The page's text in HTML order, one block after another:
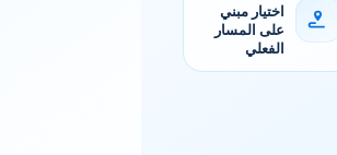
اختيار مبني
على المسار
الفعلي